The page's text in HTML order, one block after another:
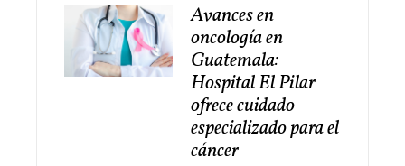
Avances en
oncología en
Guatemala:
Hospital El Pilar
ofrece cuidado
especializado para el
cáncer